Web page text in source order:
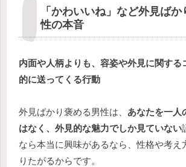
「かわいいね」など外見ばか
性の本音
内面や人柄よりも、容姿や外見に関する
的に送ってくる行動
外見ばかり褒める男性は、 あなたを一人
はなく、外見的な魅力でしか見ていない
なら本当に興味があるなら、性格や考え
りたがるからです。